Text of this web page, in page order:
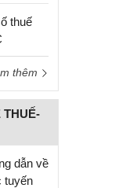
thuế
thêm
THUẾ-
dẫn về
tuyến